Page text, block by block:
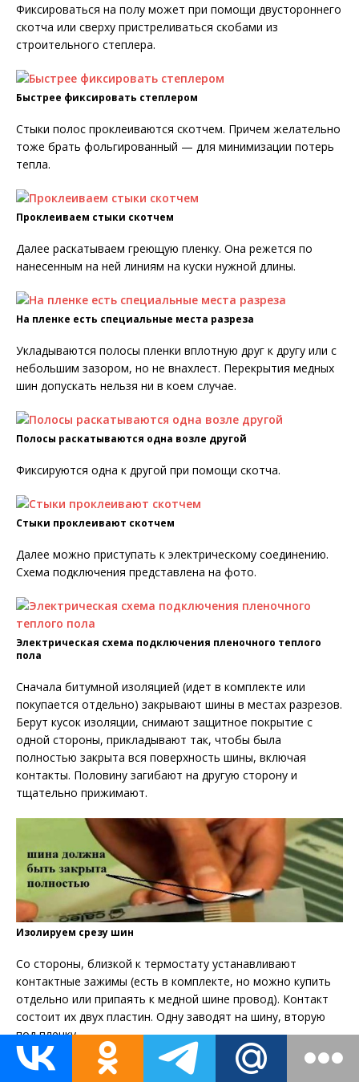
Фиксироваться на полу может при помощи двустороннего
скотча или сверху пристреливаться скобами из
строительного степлера.
Быстрее фиксировать степлером
Стыки полос проклеиваются скотчем. Причем желательно
тоже брать фольгированный — для минимизации потерь
тепла.
Проклеиваем стыки скотчем
Далее раскатываем греющую пленку. Она режется по
нанесенным на ней линиям на куски нужной длины.
На пленке есть специальные места разреза
Укладываются полосы пленки вплотную друг к другу или с
небольшим зазором, но не внахлест. Перекрытия медных
шин допускать нельзя ни в коем случае.
Полосы раскатываются одна возле другой
Фиксируются одна к другой при помощи скотча.
Стыки проклеивают скотчем
Далее можно приступать к электрическому соединению.
Схема подключения представлена на фото.
Электрическая схема подключения пленочного теплого
пола
Сначала битумной изоляцией (идет в комплекте или
покупается отдельно) закрывают шины в местах разрезов.
Берут кусок изоляции, снимают защитное покрытие с
одной стороны, прикладывают так, чтобы была
полностью закрыта вся поверхность шины, включая
контакты. Половину загибают на другую сторону и
тщательно прижимают.
Изолируем срезу шин
Со стороны, близкой к термостату устанавливают
контактные зажимы (есть в комплекте, но можно купить
отдельно или припаять к медной шине провод). Контакт
состоит их двух пластин. Одну заводят на шину, вторую
под пленку.